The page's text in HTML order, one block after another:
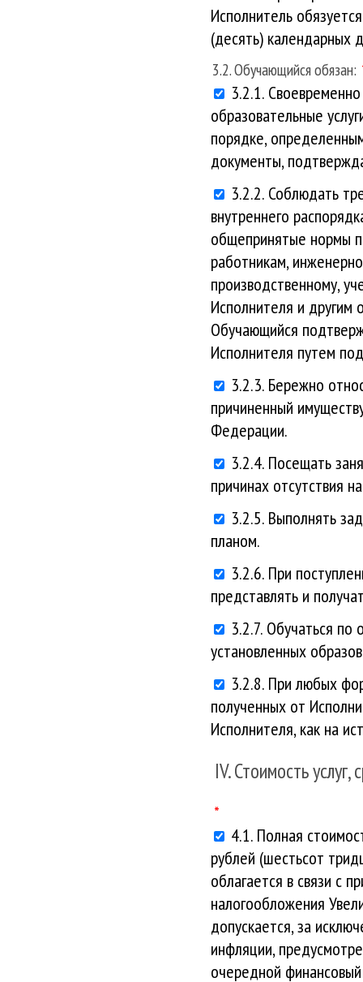
Исполнитель
(десять) календарных
3.2. Обучающийся обязан:
3.2.1.
образовательные
порядке,
документы,
3.2.2. Соблюдать
внутреннего
общепринятые нормы
работникам,
производственному,
Исполнителя и другим
Обучающийся
Исполнителя путем
3.2.3. Бережно
причиненный
Федерации.
3.2.4. Посещать
причинах отсутствия
3.2.5. Выполнять
планом.
3.2.6. При
представлять и
3.2.7. Обучаться
установленных
3.2.8. При любых
полученных от
Исполнителя, как на
IV. Стоимость
4.1. Полная
рублей (шестьсот
облагается в связи с
налогообложения
допускается, за
инфляции,
очередной